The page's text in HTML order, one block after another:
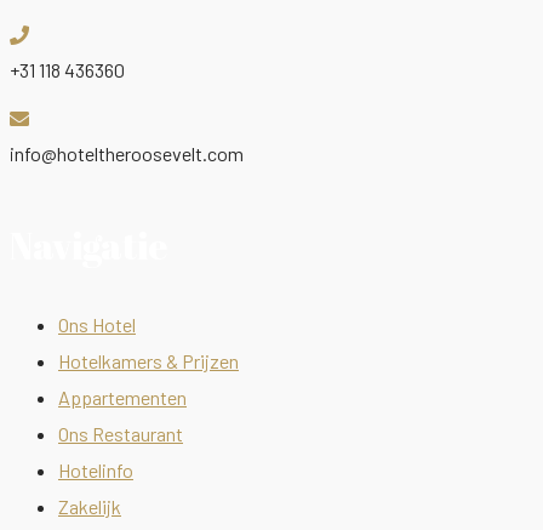
+31 118 436360
info@hoteltheroosevelt.com
Ons Hotel
Hotelkamers & Prijzen
Appartementen
Ons Restaurant
Hotelinfo
Zakelijk